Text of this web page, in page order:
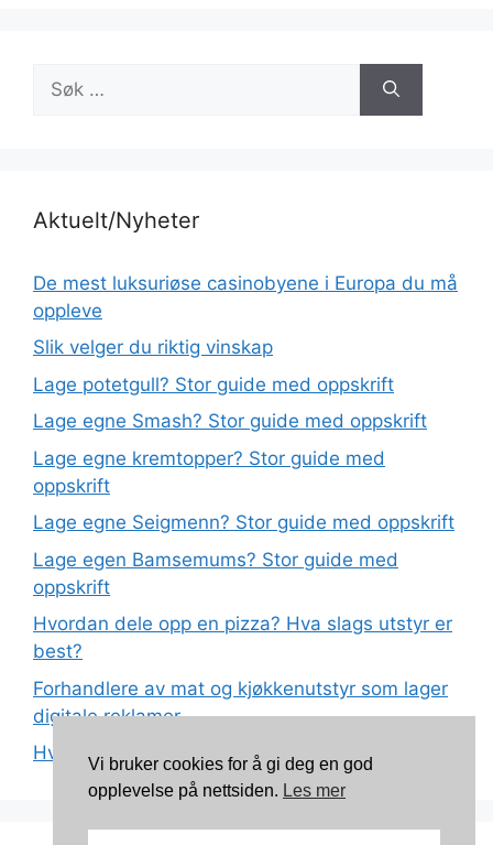
etter:
Aktuelt/Nyheter
De mest luksuriøse casinobyene i Europa du må
oppleve
Slik velger du riktig vinskap
Lage potetgull? Stor guide med oppskrift
Lage egne Smash? Stor guide med oppskrift
Lage egne kremtopper? Stor guide med
oppskrift
Lage egne Seigmenn? Stor guide med oppskrift
Lage egen Bamsemums? Stor guide med
oppskrift
Hvordan dele opp en pizza? Hva slags utstyr er
best?
Forhandlere av mat og kjøkkenutstyr som lager
digitale reklamer
Hva betyr det at plast har matkvalitet?
Vi bruker cookies for å gi deg en god
opplevelse på nettsiden. Les mer